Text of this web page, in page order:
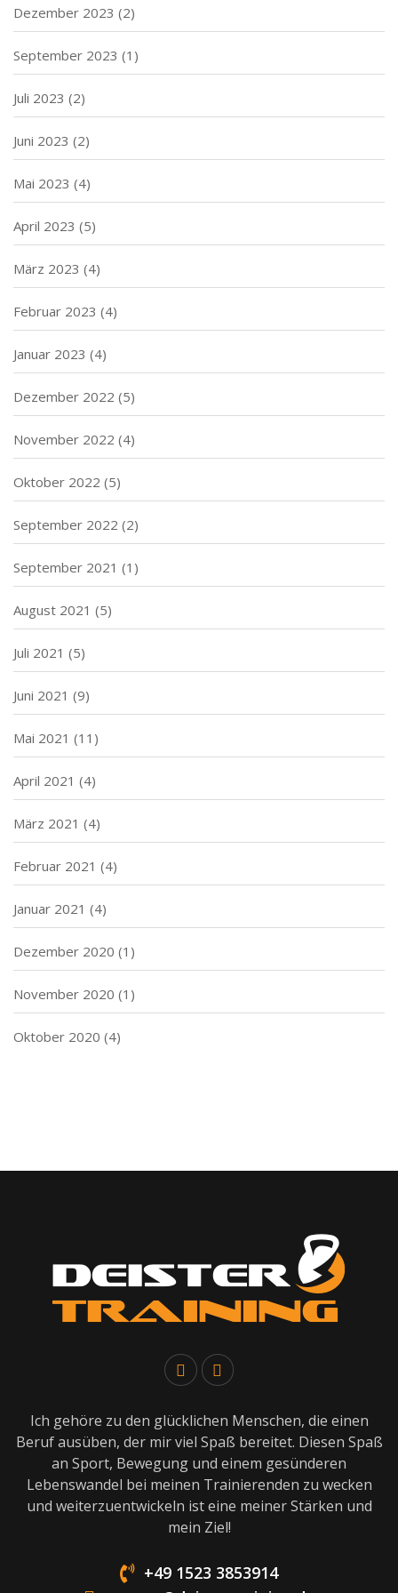
Dezember 2023 (2)
September 2023 (1)
Juli 2023 (2)
Juni 2023 (2)
Mai 2023 (4)
April 2023 (5)
März 2023 (4)
Februar 2023 (4)
Januar 2023 (4)
Dezember 2022 (5)
November 2022 (4)
Oktober 2022 (5)
September 2022 (2)
September 2021 (1)
August 2021 (5)
Juli 2021 (5)
Juni 2021 (9)
Mai 2021 (11)
April 2021 (4)
März 2021 (4)
Februar 2021 (4)
Januar 2021 (4)
Dezember 2020 (1)
November 2020 (1)
Oktober 2020 (4)
Ich gehöre zu den glücklichen Menschen, die einen
Beruf ausüben, der mir viel Spaß bereitet. Diesen Spaß
an Sport, Bewegung und einem gesünderen
Lebenswandel bei meinen Trainierenden zu wecken
und weiterzuentwickeln ist eine meiner Stärken und
mein Ziel!
+49 1523 3853914